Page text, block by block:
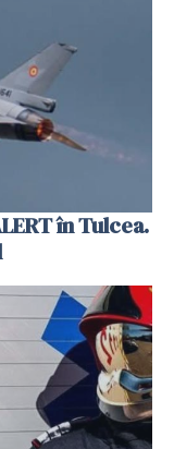
în Tulcea.